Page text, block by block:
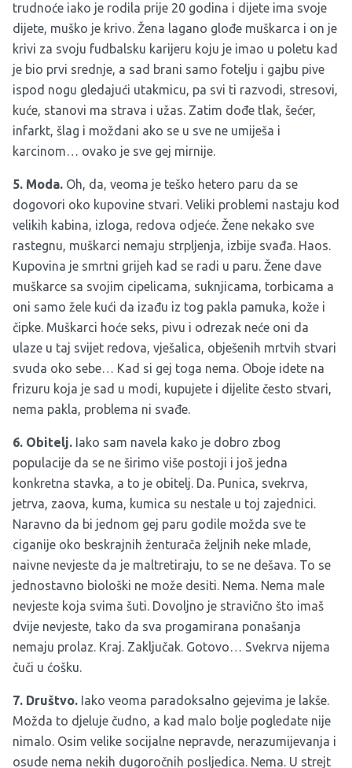
trudnoće iako je rodila prije 20 godina i dijete ima svoje
dijete, muško je krivo. Žena lagano glođe muškarca i on je
krivi za svoju fudbalsku karijeru koju je imao u poletu kad
je bio prvi srednje, a sad brani samo fotelju i gajbu pive
ispod nogu gledajući utakmicu, pa svi ti razvodi, stresovi,
kuće, stanovi ma strava i užas. Zatim dođe tlak, šećer,
infarkt, šlag i moždani ako se u sve ne umiješa i
karcinom… ovako je sve gej mirnije.
5. Moda. Oh, da, veoma je teško hetero paru da se
dogovori oko kupovine stvari. Veliki problemi nastaju kod
velikih kabina, izloga, redova odjeće. Žene nekako sve
rastegnu, muškarci nemaju strpljenja, izbije svađa. Haos.
Kupovina je smrtni grijeh kad se radi u paru. Žene dave
muškarce sa svojim cipelicama, suknjicama, torbicama a
oni samo žele kući da izađu iz tog pakla pamuka, kože i
čipke. Muškarci hoće seks, pivu i odrezak neće oni da
ulaze u taj svijet redova, vješalica, obješenih mrtvih stvari
svuda oko sebe… Kad si gej toga nema. Oboje idete na
frizuru koja je sad u modi, kupujete i dijelite često stvari,
nema pakla, problema ni svađe.
6. Obitelj. Iako sam navela kako je dobro zbog
populacije da se ne širimo više postoji i još jedna
konkretna stavka, a to je obitelj. Da. Punica, svekrva,
jetrva, zaova, kuma, kumica su nestale u toj zajednici.
Naravno da bi jednom gej paru godile možda sve te
ciganije oko beskrajnih ženturača željnih neke mlade,
naivne nevjeste da je maltretiraju, to se ne dešava. To se
jednostavno biološki ne može desiti. Nema. Nema male
nevjeste koja svima šuti. Dovoljno je stravično što imaš
dvije nevjeste, tako da sva progamirana ponašanja
nemaju prolaz. Kraj. Zaključak. Gotovo… Svekrva nijema
čuči u ćošku.
7. Društvo. Iako veoma paradoksalno gejevima je lakše.
Možda to djeluje čudno, a kad malo bolje pogledate nije
nimalo. Osim velike socijalne nepravde, nerazumijevanja i
osude nema nekih dugoročnih posljedica. Nema. U strejt